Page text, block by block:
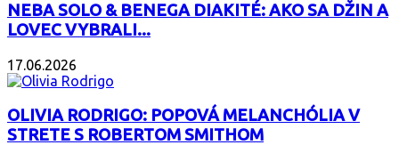
NEBA SOLO & BENEGA DIAKITÉ: AKO SA DŽIN A
LOVEC VYBRALI...
17.06.2026
OLIVIA RODRIGO: POPOVÁ MELANCHÓLIA V
STRETE S ROBERTOM SMITHOM